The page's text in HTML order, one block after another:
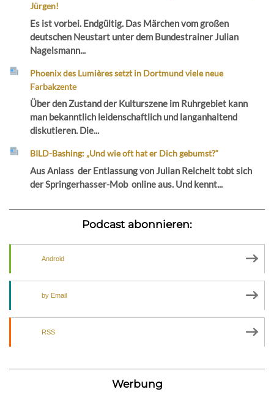
Jürgen!
Es ist vorbei. Endgültig. Das Märchen vom großen
deutschen Neustart unter dem Bundestrainer Julian
Nagelsmann...
Phoenix des Lumières setzt in Dortmund viele neue
Farbakzente
Über den Zustand der Kulturszene im Ruhrgebiet kann
man bekanntlich leidenschaftlich und langanhaltend
diskutieren. Die...
BILD-Bashing: „Und wie oft hat er Dich gebumst?“
Aus Anlass der Entlassung von Julian Reichelt tobt sich
der Springerhasser-Mob online aus. Und kennt...
Podcast abonnieren:
Android
by Email
RSS
Werbung